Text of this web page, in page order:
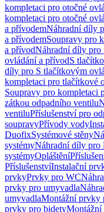
kompletaci pro otočné
kompletaci pro otočné
a přívodemNáhradní díly
a přívodemSoupravy pro
a přívodNáhradní díly pro
ovládání a přívodS
díly pro S tlačítkovým
kompletaci pro tlačítkové
Soupravy pro kompletaci
zátkou odpadního ventilu
ventiluPříslušenství pro
soupravyPřívody vody
DuofixSystémové stěny
systémyNáhradní díly pro
systémyOpláštění
PříslušenstvíInstalační
prvkyPrvky pro WC
prvky pro umyvadla
umyvadlaMontážní prvky
prvky pro bidetyMontážní